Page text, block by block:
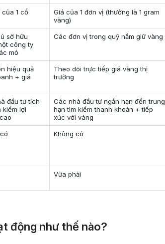
của 1 cổ
Giá của 1 đơn vị (thường là 1 gram
vàng)
sở hữu
công ty
mỏ
Các đơn vị trong quỹ nắm giữ vàng
hiệu quả
+ giá
Theo dõi trực tiếp giá vàng thị
trường
đầu tư tích
kiếm lợi
Các nhà đầu tư ngắn hạn đến trung
hạn tìm kiếm thanh khoản + tiếp
xúc với vàng
Không có
Vừa phải
động như thế nào?